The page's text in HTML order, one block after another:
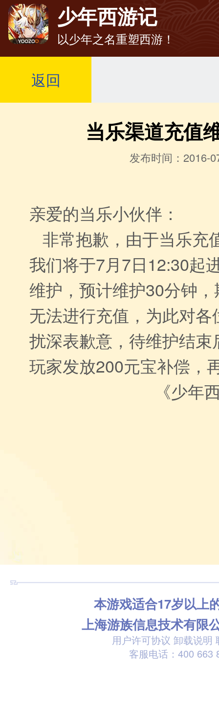
少年西游记
以少年之名重塑西游！
返回
当乐渠道充值
发布时间：2016-
亲爱的当乐小伙伴：
非常抱歉，由于当乐充
我们将于7月7日12:30起
维护，预计维护30分钟
无法进行充值，为此对
扰深表歉意，待维护结
玩家发放200元宝补偿，
《少年
本游戏适合17岁以上
上海游族信息技术有限
用户许可协议 卸载说明
客服电话：400 663